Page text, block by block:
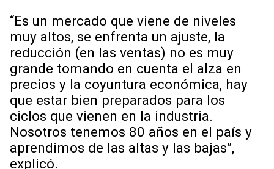
“Es un mercado que viene de niveles
muy altos, se enfrenta un ajuste, la
reducción (en las ventas) no es muy
grande tomando en cuenta el alza en
precios y la coyuntura económica, hay
que estar bien preparados para los
ciclos que vienen en la industria.
Nosotros tenemos 80 años en el país y
aprendimos de las altas y las bajas”,
explicó.